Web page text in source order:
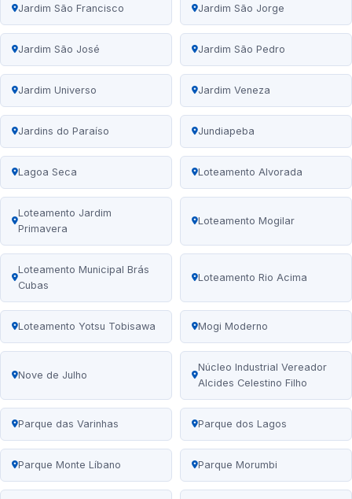
Jardim São Francisco Jardim São Jorge
Jardim São José Jardim São Pedro
Jardim Universo Jardim Veneza
Jardins do Paraíso Jundiapeba
Lagoa Seca Loteamento Alvorada
Loteamento Jardim
Primavera
Loteamento Mogilar
Loteamento Municipal Brás
Cubas
Loteamento Rio Acima
Loteamento Yotsu Tobisawa Mogi Moderno
Nove de Julho
Núcleo Industrial Vereador
Alcides Celestino Filho
Parque das Varinhas Parque dos Lagos
Parque Monte Líbano Parque Morumbi